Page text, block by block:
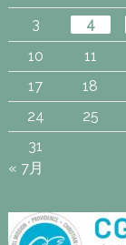
3
4
10
11
17
18
24
25
31
« 7月